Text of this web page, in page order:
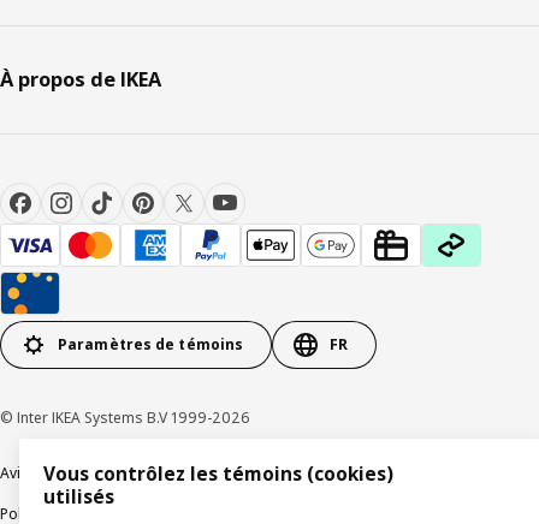
À propos de IKEA
Paramètres de témoins FR
© Inter IKEA Systems B.V 1999-2026
Avis de confidentialitéTémoins de connexion
Politique de divulgation responsable
Vous contrôlez les témoins (cookies)
utilisés